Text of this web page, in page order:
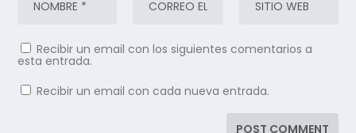
Recibir un email con los siguientes comentarios a
esta entrada.
Recibir un email con cada nueva entrada.